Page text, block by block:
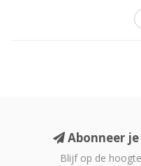
Abonneer
Blijf op de